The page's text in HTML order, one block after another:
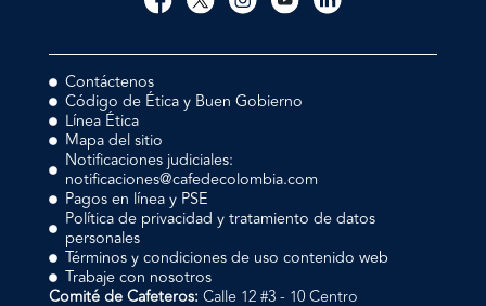
Contáctenos
Código de Ética y Buen Gobierno
Línea Ética
Mapa del sitio
Notificaciones judiciales:
notificaciones@cafedecolombia.com
Pagos en línea y PSE
Política de privacidad y tratamiento de datos
personales
Términos y condiciones de uso contenido web
Trabaje con nosotros
Comité de Cafeteros: Calle 12 #3 - 10 Centro